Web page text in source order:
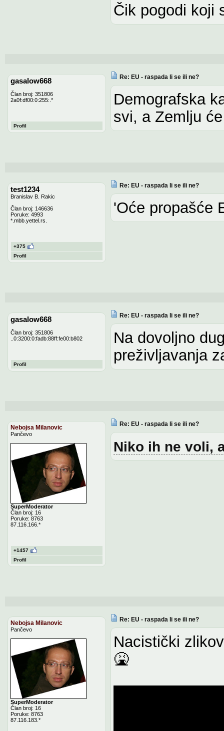
Čik pogodi koji
gasalow668
Član broj: 351806
2a0f:df00:0:255:.*
Profil
Re: EU - raspada li se ili ne?
Demografska
svi, a Zemlju
test1234
Branislav B. Rakic
Član broj: 146636
Poruke: 4993
*.mbb.yettel.rs.
+375
Profil
Re: EU - raspada li se ili ne?
'Oće propašće
gasalow668
Član broj: 351806
..0:3200:0:fadb:88ff:fe00:b802
Profil
Re: EU - raspada li se ili ne?
Na dovoljno
preživljavanja
Nebojsa Milanovic
Pančevo
SuperModerator
Član broj: 16
Poruke: 8763
87.116.166.*
+1457
Profil
Re: EU - raspada li se ili ne?
Niko ih ne voli,
Nebojsa Milanovic
Pančevo
SuperModerator
Član broj: 16
Poruke: 8763
87.116.183.*
Re: EU - raspada li se ili ne?
Nacistički
🤮